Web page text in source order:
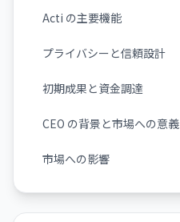
Acti の主要機能
プライバシーと信頼設計
初期成果と資金調達
CEO の背景と市場への意義
市場への影響